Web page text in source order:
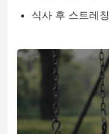
식사 후 스트레칭